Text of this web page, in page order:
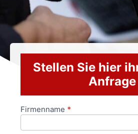
Stellen Sie hier
Anfrage
Anfrageformular
Firmenname *